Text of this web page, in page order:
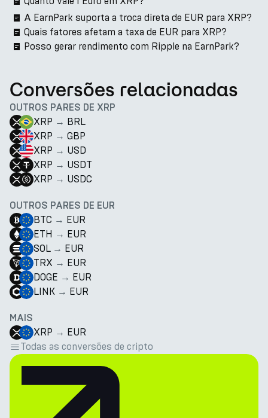
A EarnPark suporta a troca direta de EUR para XRP?
Quais fatores afetam a taxa de EUR para XRP?
Posso gerar rendimento com Ripple na EarnPark?
Conversões relacionadas
OUTROS PARES DE XRP
XRP → BRL
XRP → GBP
XRP → USD
XRP → USDT
XRP → USDC
OUTROS PARES DE EUR
BTC → EUR
ETH → EUR
SOL → EUR
TRX → EUR
DOGE → EUR
LINK → EUR
MAIS
XRP → EUR
Todas as conversões de cripto